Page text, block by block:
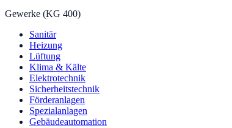
Gewerke (KG 400)
Sanitär
Heizung
Lüftung
Klima & Kälte
Elektrotechnik
Sicherheitstechnik
Förderanlagen
Spezialanlagen
Gebäudeautomation